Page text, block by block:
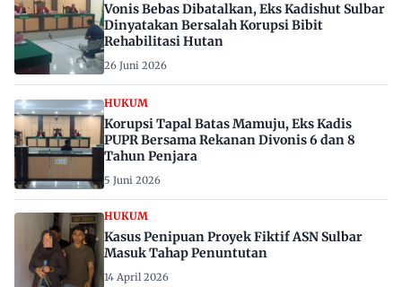
Vonis Bebas Dibatalkan, Eks Kadishut Sulbar
Dinyatakan Bersalah Korupsi Bibit
Rehabilitasi Hutan
26 Juni 2026
HUKUM
Korupsi Tapal Batas Mamuju, Eks Kadis
PUPR Bersama Rekanan Divonis 6 dan 8
Tahun Penjara
5 Juni 2026
HUKUM
Kasus Penipuan Proyek Fiktif ASN Sulbar
Masuk Tahap Penuntutan
14 April 2026